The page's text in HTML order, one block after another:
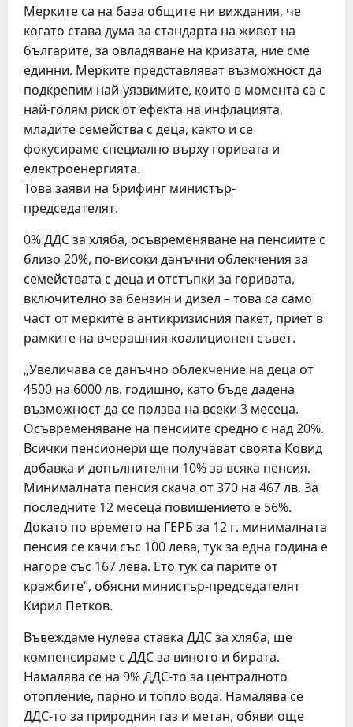
Мерките са на база общите ни виждания, че
когато става дума за стандарта на живот на
българите, за овладяване на кризата, ние сме
единни. Мерките представляват възможност да
подкрепим най-уязвимите, които в момента са с
най-голям риск от ефекта на инфлацията,
младите семейства с деца, както и се
фокусираме специално върху горивата и
електроенергията.
Това заяви на брифинг министър-
председателят.
0% ДДС за хляба, осъвременяване на пенсиите с
близо 20%, по-високи данъчни облекчения за
семействата с деца и отстъпки за горивата,
включително за бензин и дизел – това са само
част от мерките в антикризисния пакет, приет в
рамките на вчерашния коалиционен съвет.
„Увеличава се данъчно облекчение на деца от
4500 на 6000 лв. годишно, като бъде дадена
възможност да се ползва на всеки 3 месеца.
Осъвременяване на пенсиите средно с над 20%.
Всички пенсионери ще получават своята Ковид
добавка и допълнителни 10% за всяка пенсия.
Минималната пенсия скача от 370 на 467 лв. За
последните 12 месеца повишението е 56%.
Докато по времето на ГЕРБ за 12 г. минималната
пенсия се качи със 100 лева, тук за една година е
нагоре със 167 лева. Ето тук са парите от
кражбите“, обясни министър-председателят
Кирил Петков.
Въвеждаме нулева ставка ДДС за хляба, ще
компенсираме с ДДС за виното и бирата.
Намалява се на 9% ДДС-то за централното
отопление, парно и топло вода. Намалява се
ДДС-то за природния газ и метан, обяви още